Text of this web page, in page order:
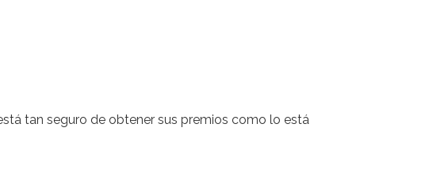
tan seguro de obtener sus premios como lo está